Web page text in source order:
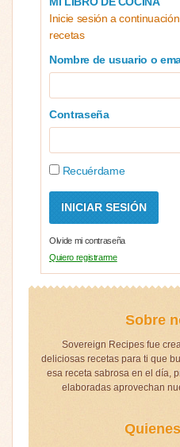
Inicie sesión a
recetas
Nombre de usuario o
Contraseña
Recuérdame
Olvide mi contraseña
Quiero registrarme
Sobre
Sovereign Recipes fue
deliciosas recetas para ti que
esa receta sabrosa en el día,
elaboradas aprovechan